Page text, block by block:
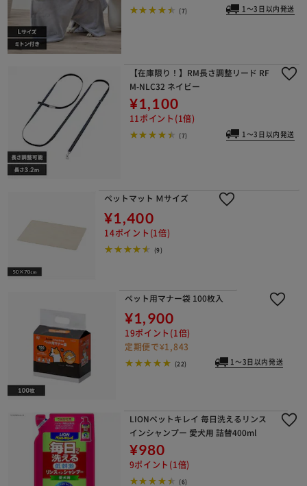
(7) 1～3日以内発送
【在庫限り！】RM長さ調整リード RF
M-NLC32 ネイビー
¥1,100
11ポイント(1倍)
(7) 1～3日以内発送
ペットマット Ｍサイズ
¥1,400
14ポイント(1倍)
(9)
ペット用マナー袋 100枚入
¥1,900
19ポイント(1倍)
定期便で¥1,843
(22) 1～3日以内発送
LIONペットキレイ 毎日洗えるリンス
インシャンプー 愛犬用 詰替400ml
¥980
9ポイント(1倍)
(6)